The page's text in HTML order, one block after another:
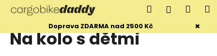
Doprava ZDARMA nad 2500 Kč ×
Hledat
košík
Na kolo s dětmi
š